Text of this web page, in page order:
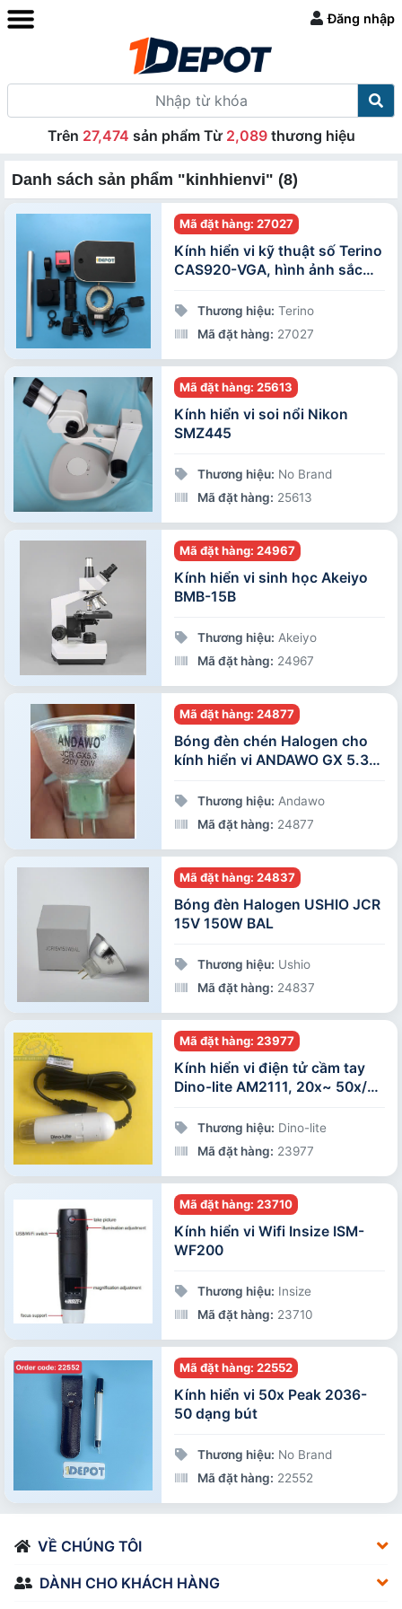
Đăng nhập
Trên 27,474 sản phẩm Từ 2,089thương hiệu
Danh sách sản phẩm "kinhhienvi" (8)
Mã đặt hàng: 27027
Kính hiển vi kỹ thuật số Terino
CAS920-VGA, hình ảnh sắc
Thương hiệu: Terino
Mã đặt hàng: 27027
Mã đặt hàng: 25613
Kính hiển vi soi nổi Nikon
SMZ445
Thương hiệu: No Brand
Mã đặt hàng: 25613
Mã đặt hàng: 24967
Kính hiển vi sinh học Akeiyo
BMB-15B
Thương hiệu: Akeiyo
Mã đặt hàng: 24967
Mã đặt hàng: 24877
Bóng đèn chén Halogen cho
kính hiển vi ANDAWO GX 5.3-
Thương hiệu: Andawo
Mã đặt hàng: 24877
Mã đặt hàng: 24837
Bóng đèn Halogen USHIO JCR
15V 150W BAL
Thương hiệu: Ushio
Mã đặt hàng: 24837
Mã đặt hàng: 23977
Kính hiển vi điện tử cầm tay
Dino-lite AM2111, 20x~ 50x/
Thương hiệu: Dino-lite
Mã đặt hàng: 23977
Mã đặt hàng: 23710
Kính hiển vi Wifi Insize ISM-
WF200
Thương hiệu: Insize
Mã đặt hàng: 23710
Mã đặt hàng: 22552
Kính hiển vi 50x Peak 2036-
50 dạng bút
Thương hiệu: No Brand
Mã đặt hàng: 22552
VỀ CHÚNG TÔI
DÀNH CHO KHÁCH HÀNG